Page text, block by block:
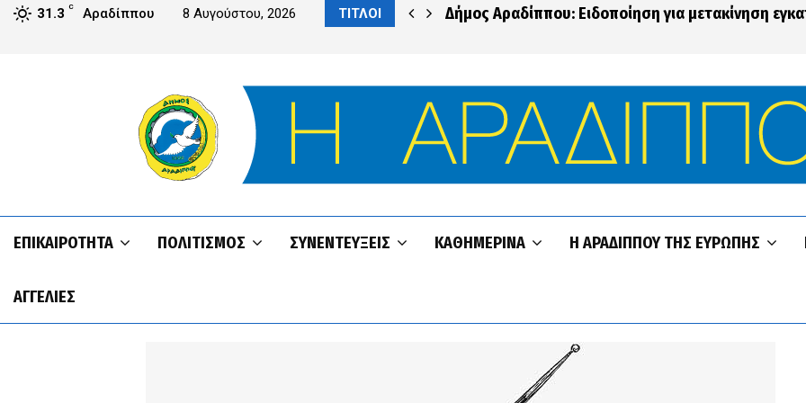
31.3 C Αραδίππου 8 Αυγούστου, 2026 ΤΙΤΛΟΙ
από το IPS του Πανεπιστημίου UCLan Cyprus Δήμος Αραδίππου: Ειδοποίηση για μετακίνηση
ΕΠΙΚΑΙΡΌΤΗΤΑ ΠΟΛΙΤΙΣΜΌΣ ΣΥΝΕΝΤΕΥΞΕΙΣ ΚΑΘΗΜΕΡΙΝΆ Η ΑΡΑΔΊΠΠΟΥ ΤΗΣ ΕΥΡΏΠΗΣ
ΑΓΓΕΛΊΕΣ